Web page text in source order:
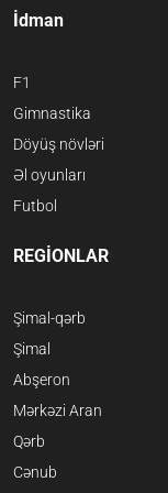
İdman
F1
Gimnastika
Döyüş növləri
Əl oyunları
Futbol
REGİONLAR
Şimal-qərb
Şimal
Abşeron
Mərkəzi Aran
Qərb
Cənub